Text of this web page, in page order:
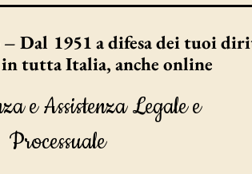
– Dal 1951 a difesa dei tuoi
tutta Italia, anche online
e Assistenza Legale e
Processuale